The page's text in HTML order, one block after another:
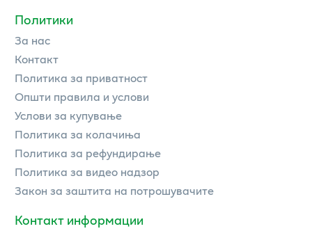
Политики
За нас
Контакт
Политика за приватност
Општи правила и услови
Услови за купување
Политика за колачиња
Политика за рефундирање
Политика за видео надзор
Закон за заштита на потрошувачите
Контакт информации